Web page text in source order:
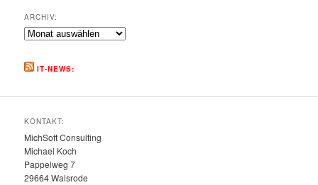
ARCHIV:
Archiv:
IT-NEWS:
KONTAKT:
MichSoft Consulting
Michael Koch
Pappelweg 7
29664 Walsrode